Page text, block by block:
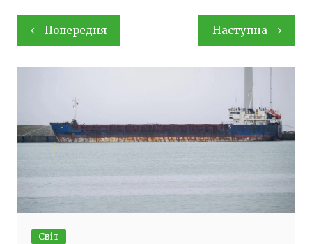
Навігація
записів
Попередня Наступна
Світ